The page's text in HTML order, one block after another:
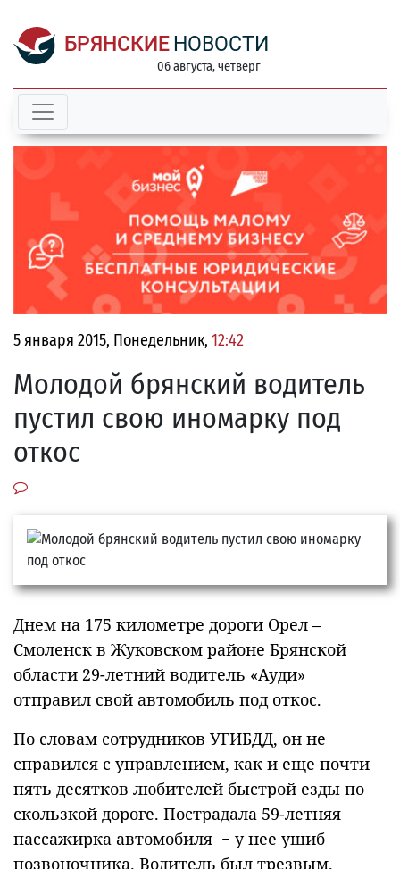
БРЯНСКИЕ НОВОСТИ
06 августа, четверг
5 января 2015, Понедельник, 12:42
Молодой брянский водитель
пустил свою иномарку под
откос
Днем на 175 километре дороги Орел –
Смоленск в Жуковском районе Брянской
области 29-летний водитель «Ауди»
отправил свой автомобиль под откос.
По словам сотрудников УГИБДД, он не
справился с управлением, как и еще почти
пять десятков любителей быстрой езды по
скользкой дороге. Пострадала 59-летняя
пассажирка автомобиля − у нее ушиб
позвоночника. Водитель был трезвым.